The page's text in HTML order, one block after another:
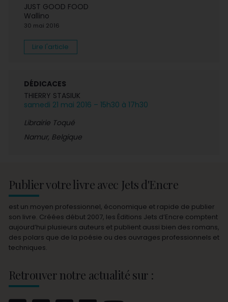
JUST GOOD FOOD
Wallino
30 mai 2016
Lire l'article
DÉDICACES
THIERRY STASIUK
samedi 21 mai 2016 – 15h30 à 17h30
Librairie Toqué
Namur, Belgique
Publier votre livre avec Jets d'Encre
est un moyen professionnel, économique et rapide de publier
son livre. Créées début 2007, les Éditions Jets d’Encre comptent
aujourd’hui plusieurs auteurs et publient aussi bien des romans,
des polars que de la poésie ou des ouvrages professionnels et
techniques.
Retrouver notre actualité sur :